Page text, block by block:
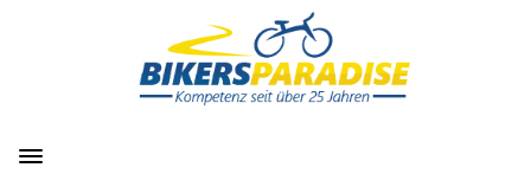
Toggle navigation